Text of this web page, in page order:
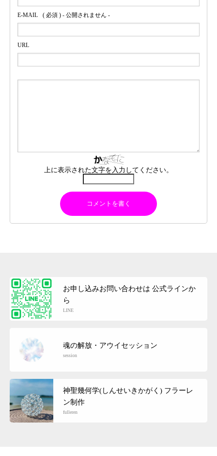
E-MAIL ( 必須 ) - 公開されません -
URL
上に表示された文字を入力してください。
お申し込みお問い合わせは 公式ラインか
ら
LINE
魂の解放・アウイセッション
session
神聖幾何学(しんせいきかがく) フラーレ
ン制作
fulleren